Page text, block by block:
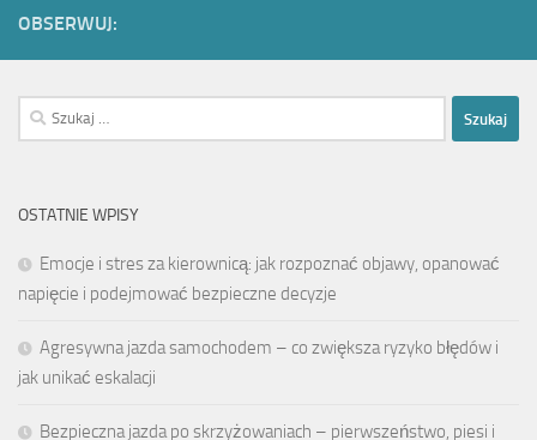
OBSERWUJ:
Szukaj:
OSTATNIE WPISY
Emocje i stres za kierownicą: jak rozpoznać objawy, opanować
napięcie i podejmować bezpieczne decyzje
Agresywna jazda samochodem – co zwiększa ryzyko błędów i
jak unikać eskalacji
Bezpieczna jazda po skrzyżowaniach – pierwszeństwo, piesi i